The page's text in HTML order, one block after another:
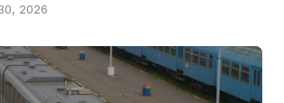
2026